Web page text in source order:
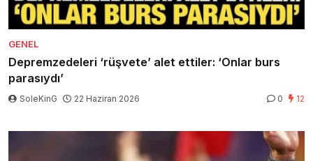
GENEL
Depremzedeleri ‘rüşvete’ alet ettiler: ‘Onlar burs
parasıydı’
SoleKinG 22 Haziran 2026 0 12